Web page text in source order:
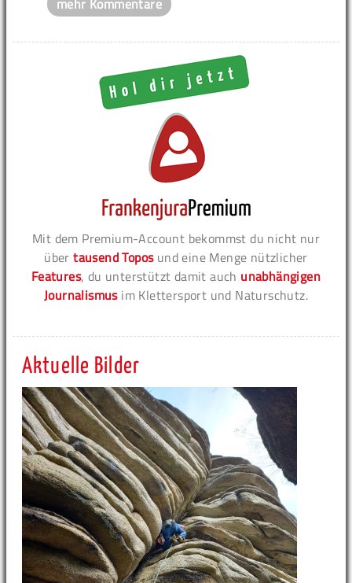
Mit dem Premium-Account bekommst du nicht nur
übertausend Toposund eine Menge nützlicher
Features, du unterstützt damit auch unabhängigen
Journalismusim Klettersport und Naturschutz.
Aktuelle Bilder